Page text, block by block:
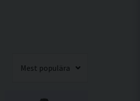
Mest populära